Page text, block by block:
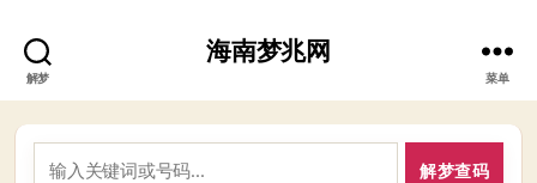
解梦
海南梦兆网
菜单
解梦查码